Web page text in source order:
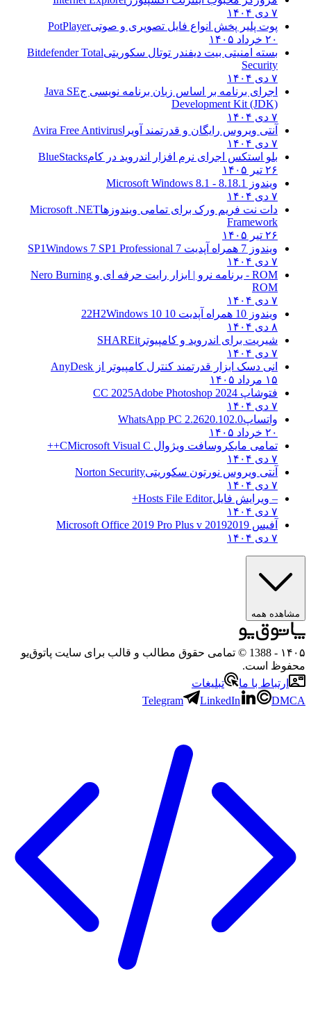
۷ دی ۱۴۰۴
پوت پلیر پخش انواع فایل تصویری و صوتیPotPlayer
۲۰ خرداد ۱۴۰۵
بسته امنیتی بیت دیفندر توتال سکوریتیBitdefender Total
Security
۷ دی ۱۴۰۴
اجرای برنامه بر اساس زبان برنامه نویسی جJava SE
Development Kit (JDK)
۷ دی ۱۴۰۴
آنتی ویروس رایگان و قدرتمند آویرا Avira Free Antivirus
۷ دی ۱۴۰۴
بلو استکس اجرای نرم افزار اندروید در کامBlueStacks
۲۶ تیر ۱۴۰۵
ویندوز 8.1 8.1 - Microsoft Windows 8.1
۷ دی ۱۴۰۴
دات نت فریم ورک برای تمامی ویندوزهاMicrosoft .NET
Framework
۲۶ تیر ۱۴۰۵
ویندوز 7 همراه آپدیت 7 SP1
Windows 7 SP1 Professional
۷ دی ۱۴۰۴
ROM - برنامه نرو | ابزار رایت حرفه ای و
Nero Burning
ROM
۷ دی ۱۴۰۴
ویندوز 10 همراه آپدیت 10 22H2
Windows 10
۸ دی ۱۴۰۴
شیریت برای اندروید و کامپیوترSHAREit
۷ دی ۱۴۰۴
انی دسک ابزار قدرتمند کنترل کامپیوتر از AnyDesk
۱۵ مرداد ۱۴۰۵
فتوشاپ CC 2025 Adobe Photoshop 2024
۷ دی ۱۴۰۴
واتساپWhatsApp PC 2.2620.102.0
۲۰ خرداد ۱۴۰۵
تمامی مایکروسافت ویژوال C Microsoft Visual C++
۷ دی ۱۴۰۴
آنتی ویروس نورتون سکوریتیNorton Security
۷ دی ۱۴۰۴
– ویرایش فایلHosts File Editor+
۷ دی ۱۴۰۴
آفیس 2019 2019 Microsoft Office 2019 Pro Plus v
۷ دی ۱۴۰۴
مشاهده همه
۱۴۰۵
- 1388 © تمامی حقوق مطالب و قالب برای سایت پاتوق‌یو
محفوظ است.
ارتباط با ما
تبلیغات
Telegram
LinkedIn DMCA